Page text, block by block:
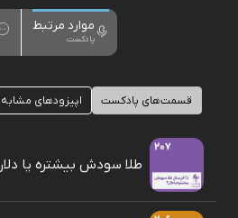
موارد مرتبط
پادکست
قسمت‌های پادکست اپیزودهای مشابه
طلا سودش بیشتره یا دلار